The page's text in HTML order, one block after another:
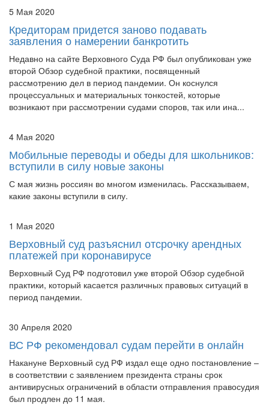
5 Мая 2020
Кредиторам придется заново подавать
заявления о намерении банкротить
Недавно на сайте Верховного Суда РФ был опубликован уже
второй Обзор судебной практики, посвященный
рассмотрению дел в период пандемии. Он коснулся
процессуальных и материальных тонкостей, которые
возникают при рассмотрении судами споров, так или ина...
4 Мая 2020
Мобильные переводы и обеды для школьников:
вступили в силу новые законы
С мая жизнь россиян во многом изменилась. Рассказываем,
какие законы вступили в силу.
1 Мая 2020
Верховный суд разъяснил отсрочку арендных
платежей при коронавирусе
Верховный Суд РФ подготовил уже второй Обзор судебной
практики, который касается различных правовых ситуаций в
период пандемии.
30 Апреля 2020
ВС РФ рекомендовал судам перейти в онлайн
Накануне Верховный суд РФ издал еще одно постановление –
в соответствии с заявлением президента страны срок
антивирусных ограничений в области отправления правосудия
был продлен до 11 мая.